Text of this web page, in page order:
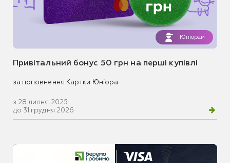
Юніорам
Привітальний бонус 50 грн на перші купівлі
за поповнення Картки Юніора
з 28 липня 2025
до 31 грудня 2026